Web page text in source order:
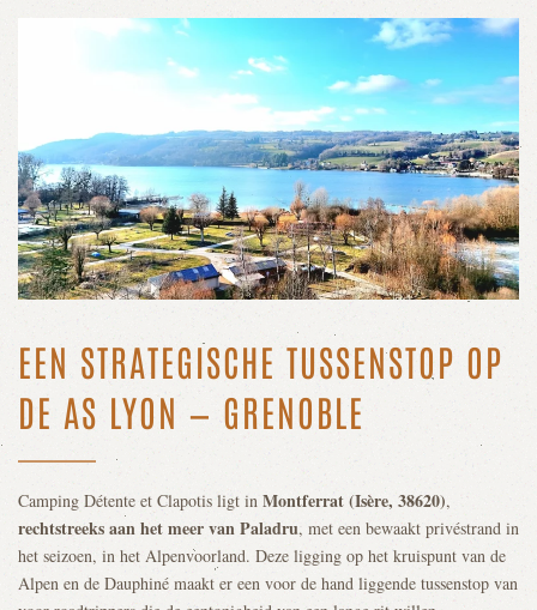
EEN STRATEGISCHE TUSSENSTOP OP
DE AS LYON — GRENOBLE
Camping Détente et Clapotis ligt in Montferrat (Isère, 38620),
rechtstreeks aan het meer van Paladru, met een bewaakt privéstrand in
het seizoen, in het Alpenvoorland. Deze ligging op het kruispunt van de
Alpen en de Dauphiné maakt er een voor de hand liggende tussenstop van